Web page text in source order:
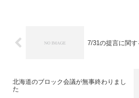
7/31の提言に関す
北海道のブロック会議が無事終わりまし
た